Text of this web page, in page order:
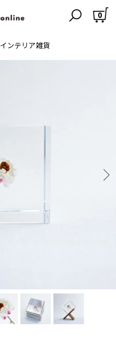
0
インテリア雑貨